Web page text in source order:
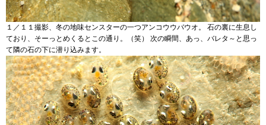
１／１１撮影、冬の地味センスターの一つアンコウウバウオ。 石の裏に生息し
ており、そーっとめくるとこの通り。（笑） 次の瞬間、あっ、バレタ～と思っ
て隣の石の下に潜り込みます。